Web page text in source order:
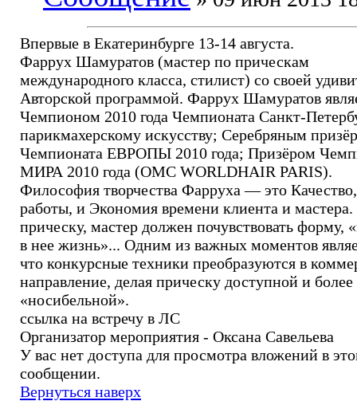
Впервые в Екатеринбурге 13-14 августа.
Фаррух Шамуратов (мастер по прическам
международного класса, стилист) со своей
Авторской программой. Фаррух Шамуратов
Чемпионом 2010 года Чемпионата Санкт-
парикмахерскому искусству; Серебряным
Чемпионата ЕВРОПЫ 2010 года; Призёром
МИРА 2010 года (OMC WORLDHAIR PARIS).
Философия творчества Фарруха — это
работы, и Экономия времени клиента и мастера.
прическу, мастер должен почувствовать форму,
в нее жизнь»... Одним из важных моментов
что конкурсные техники преобразуются в
направление, делая прическу доступной и более
«носибельной».
ссылка на встречу в ЛС
Организатор мероприятия - Оксана Савельева
У вас нет доступа для просмотра вложений в
сообщении.
Вернуться наверх